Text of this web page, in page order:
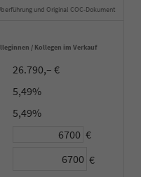
und Original COC-Dokument
/ Kollegen im Verkauf
26.790,– €
5,49%
5,49%
€
€